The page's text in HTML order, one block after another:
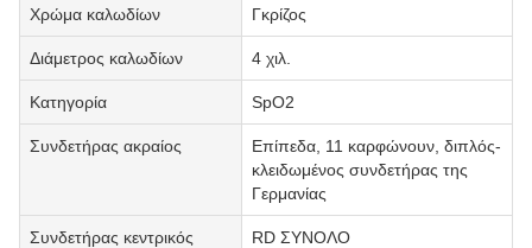
Χρώμα καλωδίων Γκρίζος
Διάμετρος καλωδίων 4 χιλ.
Κατηγορία SpO2
Συνδετήρας ακραίος
Επίπεδα, 11 καρφώνουν, διπλός-
κλειδωμένος συνδετήρας της
Γερμανίας
Συνδετήρας κεντρικός RD ΣΥΝΟΛΟ